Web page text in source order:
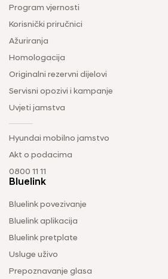
Program vjernosti
Korisnički priručnici
Ažuriranja
Homologacija
Originalni rezervni dijelovi
Servisni opozivi i kampanje
Uvjeti jamstva
Hyundai mobilno jamstvo
Akt o podacima
0800 11 11
Bluelink
Bluelink povezivanje
Bluelink aplikacija
Bluelink pretplate
Usluge uživo
Prepoznavanje glasa